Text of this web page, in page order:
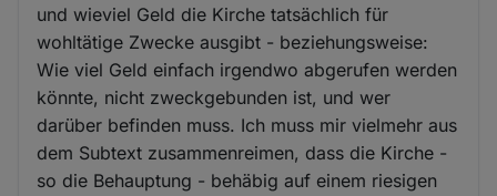
und wieviel Geld die Kirche tatsächlich für
wohltätige Zwecke ausgibt - beziehungsweise:
Wie viel Geld einfach irgendwo abgerufen werden
könnte, nicht zweckgebunden ist, und wer
darüber befinden muss. Ich muss mir vielmehr aus
dem Subtext zusammenreimen, dass die Kirche -
so die Behauptung - behäbig auf einem riesigen